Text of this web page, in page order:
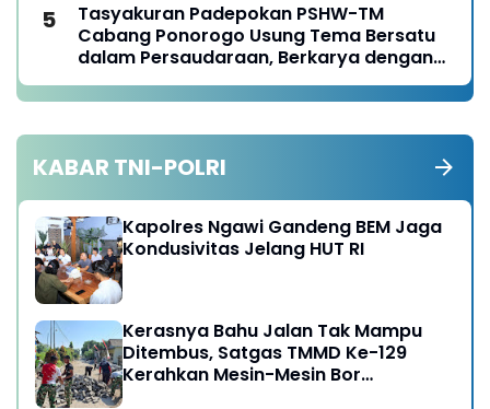
Tasyakuran Padepokan PSHW-TM
Cabang Ponorogo Usung Tema Bersatu
dalam Persaudaraan, Berkarya dengan
Keikhlasan dan Mengabdi dengan
Tanggungjawab
KABAR TNI-POLRI
Kapolres Ngawi Gandeng BEM Jaga
Kondusivitas Jelang HUT RI
Kerasnya Bahu Jalan Tak Mampu
Ditembus, Satgas TMMD Ke-129
Kerahkan Mesin-Mesin Bor